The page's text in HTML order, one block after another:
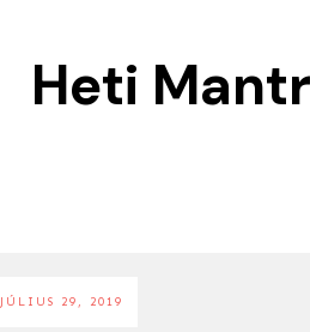
Heti
JÚLIUS 29, 2019